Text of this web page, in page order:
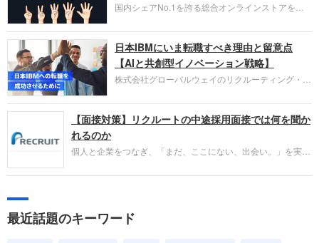
社です。採用面接対策の企業研究にご活用くださ
い。
国内シェアNo.1を誇る総合オンラインストアを運
圧倒的な存在感を持つAmazon。中途採用面接では
過去の具体的な業務成果やリーダーシップの発揮、
失敗からの学びが重視され、人間性やカルチャーフ
ィットも評価対象となり、長期的に成長できる仲間
であるかを多角的に審査されます。
日本IBMにいま転職すべき理由と留意点
【AIと共創型イノベーション戦略】
株式会社グローバルウェイのリクルーティング・パ
パーソンが利用する企業口コミサイト「キャリコ
ネ」の転職エージェントがお勧めするイチオシ企業
IBMです。採用面接対策の企業研究にご活用くださ
い。
【面接対策】リクルートの中途採用面接では何を聞か
れるのか
個人と企業をつなぎ、「まだ、ここにない、出会い。」を実現
やこれまでの成果を具体的に問われるほか、「人間性」も評価
しょう。
最近話題のキーワード